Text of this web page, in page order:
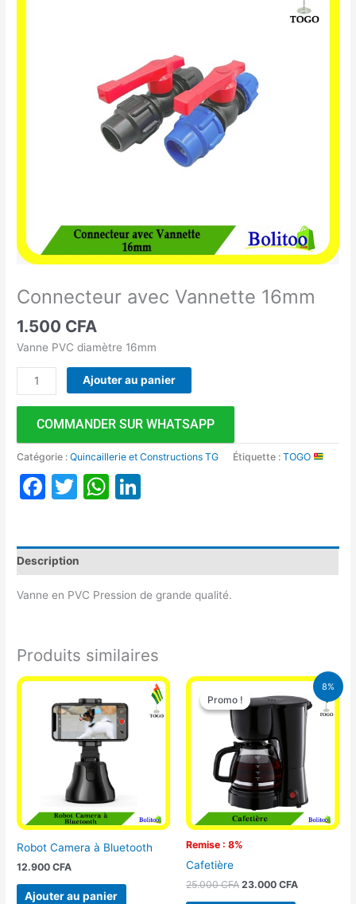
Connecteur avec Vannette 16mm
1.500 CFA
Vanne PVC diamètre 16mm
Ajouter au panier
COMMANDER SUR WHATSAPP
Catégorie :Quincaillerie et Constructions TG Étiquette :TOGO
Facebook
TwitterWhatsApp
Description
Vanne en PVC Pression de grande qualité.
Produits similaires
Robot Camera à Bluetooth
12.900CFA
Ajouter au panier
8%
Promo !
Remise : 8%
Promo !
Cafetière
25.000CFA
Le
prix
initial
25.000 CFA.
23.000 CFA
Le
prix
actuel
est :
23.000 CFA.